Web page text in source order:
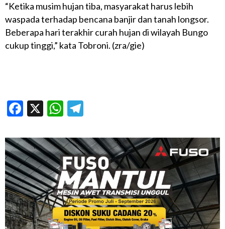
“Ketika musim hujan tiba, masyarakat harus lebih
waspada terhadap bencana banjir dan tanah longsor.
Beberapa hari terakhir curah hujan di wilayah Bungo
cukup tinggi,” kata Tobroni. (zra/gie)
Facebook
X WhatsApp